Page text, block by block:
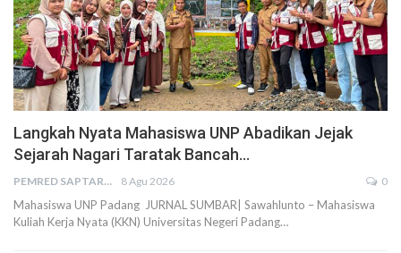
Langkah Nyata Mahasiswa UNP Abadikan Jejak
Sejarah Nagari Taratak Bancah…
PEMRED SAPTARIUS 8 Agu 2026 0
Mahasiswa UNP Padang JURNAL SUMBAR| Sawahlunto – Mahasiswa
Kuliah Kerja Nyata (KKN) Universitas Negeri Padang…